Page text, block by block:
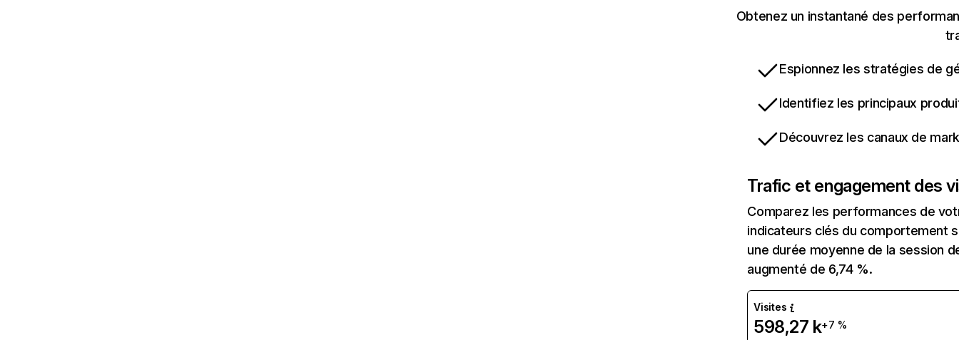
Obtenez un instantané des
Espionnez les stratégies de
Identifiez les principaux
Découvrez les canaux de
Trafic et engagement des
Comparez les performances de
indicateurs clés du comportement
une durée moyenne de la session
augmenté de 6,74 %.
Visites
598,27 k+7 %